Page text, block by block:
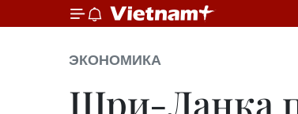
ЭКОНОМИКА
Шри-Ланка